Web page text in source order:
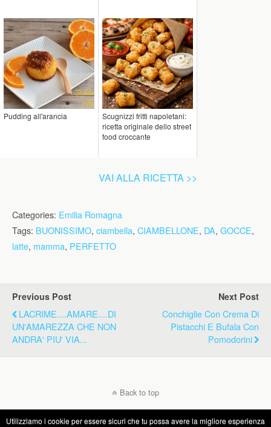
Pudding all'arancia
Scugnizzi fritti napoletani:
ricetta originale dello street
food croccante
VAI ALLA RICETTA >>
Categories: Emilia Romagna
Tags: BUONISSIMO, ciambella, CIAMBELLONE, DA, GOCCE,
latte, mamma, PERFETTO
Previous Post
LACRIME....AMARE....DI
UN'AMAREZZA CHE NON
ANDRA' PIU' VIA...
Next Post
Conchiglie Con Crema Di
Pistacchi E Bufala Con
Pomodorini
Back to top
Mobile Desktop
Utilizziamo i cookie per essere sicuri che tu possa avere la migliore esperienza